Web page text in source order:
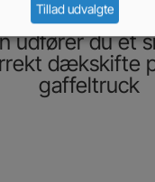
NYHED
udfører du et
dækskifte
gaffeltruck
Tillad udvalgte